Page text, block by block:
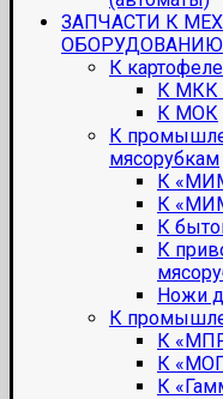
ЗАПЧАСТИ К
ОБОРУДОВАНИЮ
К
К МКК
К МОК
К
мясорубкам
К
К
К
К
Ножи
К
К
К
К